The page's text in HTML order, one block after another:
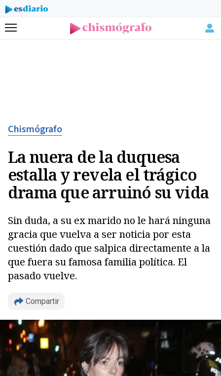
Menú
Chismógrafo
La nuera de la duquesa
estalla y revela el trágico
drama que arruinó su vida
Sin duda, a su ex marido no le hará ninguna
gracia que vuelva a ser noticia por esta
cuestión dado que salpica directamente a la
que fuera su famosa familia política. El
pasado vuelve.
Compartir
Copiar